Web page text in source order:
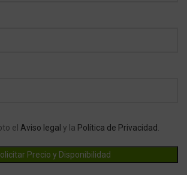
el Aviso legal y la Política de Privacidad